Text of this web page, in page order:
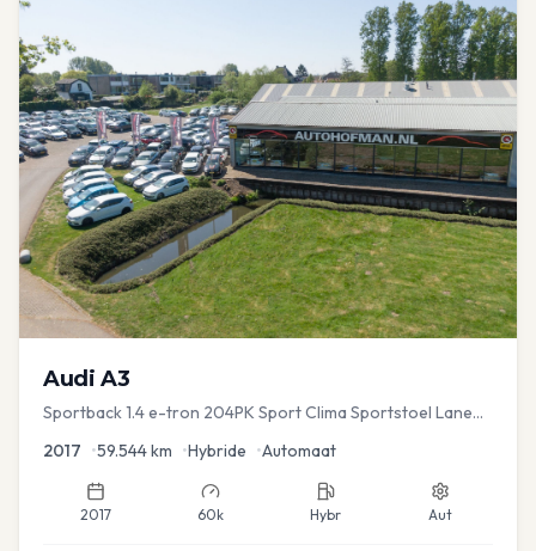
Audi A3
Sportback 1.4 e-tron 204PK Sport Clima Sportstoel Lane
2017 •59.544km •Hybride •Automaat
2017 60k Hybr Aut